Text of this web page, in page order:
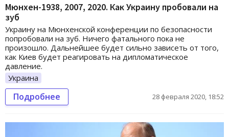
Мюнхен-1938, 2007, 2020. Как Украину пробовали на
зуб
Украину на Мюнхенской конференции по безопасности
попробовали на зуб. Ничего фатального пока не
произошло. Дальнейшее будет сильно зависеть от того,
как Киев будет реагировать на дипломатическое
давление.
Украина
Подробнее 28 февраля 2020, 18:52